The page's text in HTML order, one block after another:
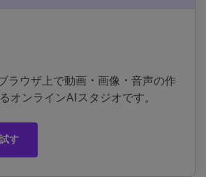
ラウザ上で動画・画像・音声の作
オンラインAIスタジオです。
す